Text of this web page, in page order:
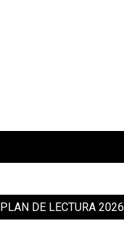
PLAN DE LECTURA 2026